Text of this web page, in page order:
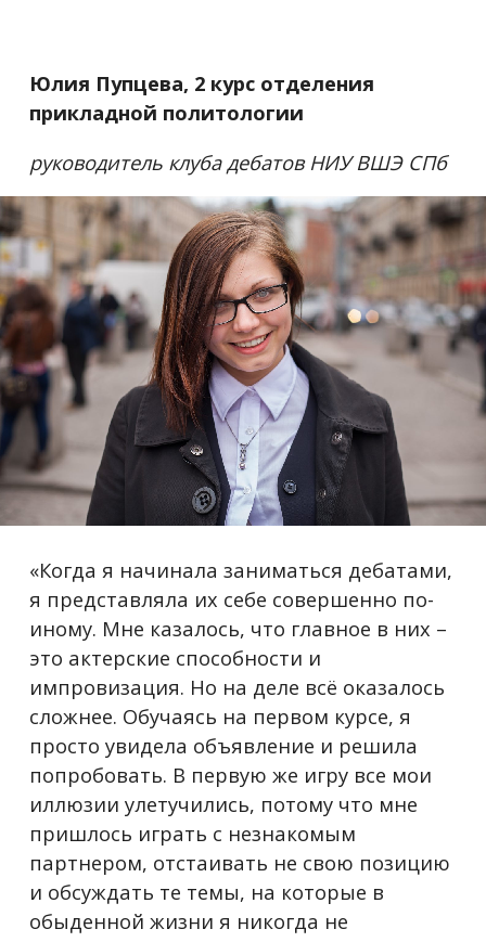
Юлия Пупцева, 2 курс отделения
прикладной политологии
руководитель клуба дебатов НИУ ВШЭ СПб
«Когда я начинала заниматься дебатами,
я представляла их себе совершенно по-
иному. Мне казалось, что главное в них –
это актерские способности и
импровизация. Но на деле всё оказалось
сложнее. Обучаясь на первом курсе, я
просто увидела объявление и решила
попробовать. В первую же игру все мои
иллюзии улетучились, потому что мне
пришлось играть с незнакомым
партнером, отстаивать не свою позицию
и обсуждать те темы, на которые в
обыденной жизни я никогда не